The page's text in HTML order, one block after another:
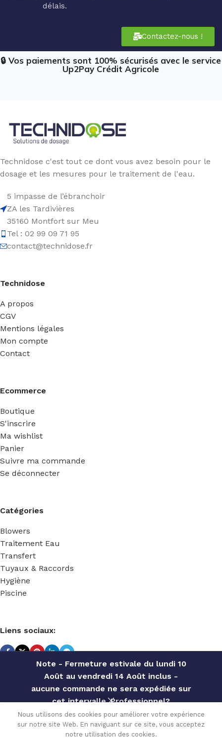
Note - Fermeture estivale du lundi 10
Août au vendredi 14 Août inclus -
aucune commande ne sera expédiée sur
cet intervalle. Professionnel?
Contactez notre service commercial
pour des offres personnalisées, des
remises par quantité, etc
délais.
Contactez-nous !
🔒 Vos paiements sont 100% sécurisés avec le service
Up2Pay Crédit Agricole
Technidose c'est tout ce dont vous avez besoin pour le
dosage et les mesures pour le traitement de l'eau.
5 impasse de l’ébranchoir
ZA les Tardivières
35160 Montfort sur Meu
Tel : 02 99 09 71 95
contact@technidose.fr
Technidose
A propos
CGV
Mentions légales
Mon compte
Contact
Ecommerce
Boutique
S'inscrire
Ma wishlist
Panier
Suivre ma commande
Se déconnecter
Catégories
Blowers
Traitement Eau
Transfert
Tuyaux & Raccords
Hygiène
Piscine
Liens sociaux:
TECHNIDOSE 2022 Réalisé parACS INFORMATIQUE
Nous utilisons des cookies pour améliorer votre expérience
sur notre site Web. En naviguant sur ce site, vous acceptez
notre utilisation des cookies.
UNION
INEGAL
PVDF
7.80€
TVA
En stock
(peut être